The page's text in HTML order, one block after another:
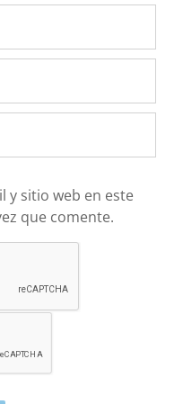
y sitio web en este
que comente.